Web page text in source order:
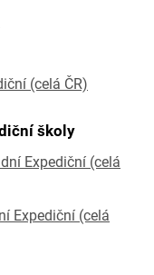
(celá ČR)
školy
Expediční (celá
Expediční (celá